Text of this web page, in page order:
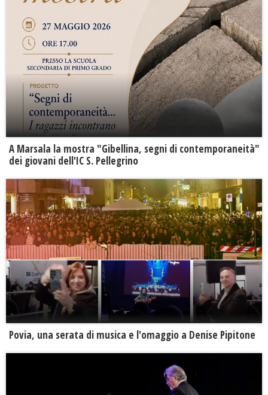
A Marsala la mostra "Gibellina, segni di contemporaneità"
dei giovani dell'IC S. Pellegrino
Povia, una serata di musica e l'omaggio a Denise Pipitone